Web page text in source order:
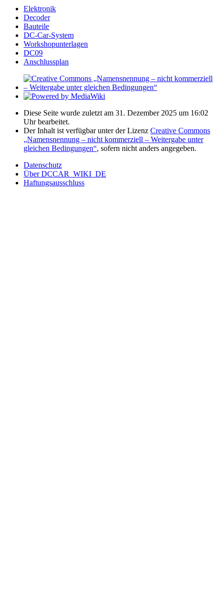
Elektronik
Decoder
Bauteile
DC-Car-System
Workshopunterlagen
DC09
Anschlussplan
Diese Seite wurde zuletzt am 31. Dezember 2025 um 16:02
Uhr bearbeitet.
Der Inhalt ist verfügbar unter der Lizenz Creative Commons
„Namensnennung – nicht kommerziell – Weitergabe unter
gleichen Bedingungen“, sofern nicht anders angegeben.
Datenschutz
Über DCCAR_WIKI_DE
Haftungsausschluss